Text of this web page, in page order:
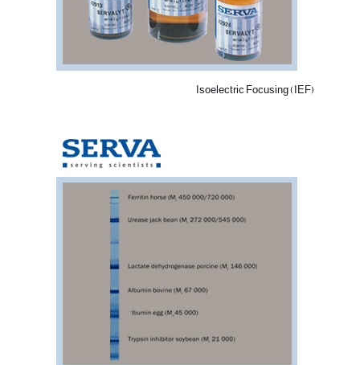
Isoelectric Focusing (IEF)